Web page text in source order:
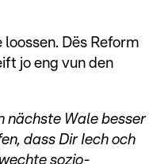
Dës Reform
jo eng vun den
nächste Wale besser
dass Dir Iech och
sozio-